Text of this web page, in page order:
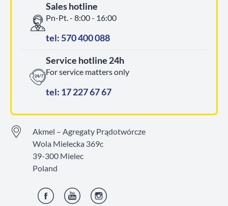
Sales hotline
Pn-Pt. - 8:00 - 16:00
tel: 570 400 088
Service hotline 24h
For service matters only
tel: 17 227 67 67
Akmel – Agregaty Prądotwórcze
Wola Mielecka 369c
39-300 Mielec
Poland